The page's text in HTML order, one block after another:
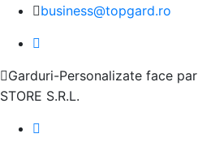
business@topgard.ro
Garduri-Personalizate face
STORE S.R.L.